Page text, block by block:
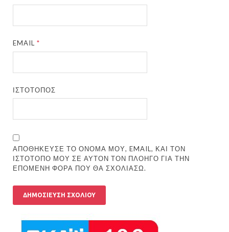
EMAIL*
ΙΣΤΌΤΟΠΟΣ
ΑΠΟΘΉΚΕΥΣΕ ΤΟ ΌΝΟΜΆ ΜΟΥ, EMAIL, ΚΑΙ ΤΟΝ
ΙΣΤΌΤΟΠΟ ΜΟΥ ΣΕ ΑΥΤΌΝ ΤΟΝ ΠΛΟΗΓΌ ΓΙΑ ΤΗΝ
ΕΠΌΜΕΝΗ ΦΟΡΆ ΠΟΥ ΘΑ ΣΧΟΛΙΆΣΩ.